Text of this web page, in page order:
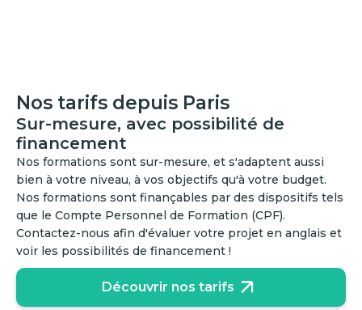
Nos tarifs depuis Paris
Sur-mesure, avec possibilité de
financement
Nos formations sont sur-mesure, et s'adaptent aussi
bien à votre niveau, à vos objectifs qu'à votre budget.
Nos formations sont finançables par des dispositifs tels
que le Compte Personnel de Formation (CPF).
Contactez-nous afin d'évaluer votre projet en anglais et
voir les possibilités de financement !
Découvrir nos tarifs